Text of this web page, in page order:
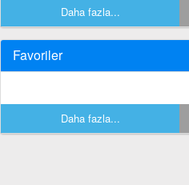
Daha fazla...
Favoriler
Daha fazla...